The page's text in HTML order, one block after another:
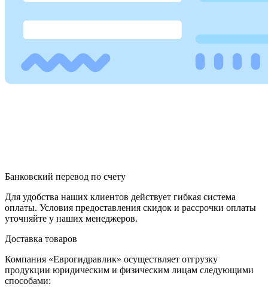
Банковский перевод по счету
Для удобства наших клиентов действует гибкая система
оплаты. Условия предоставления скидок и рассрочки оплаты
уточняйте у наших менеджеров.
Доставка товаров
Компания «Еврогидравлик» осуществляет отгрузку
продукции юридическим и физическим лицам следующими
способами: